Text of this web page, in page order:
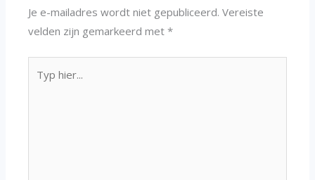
Je e-mailadres wordt niet gepubliceerd. Vereiste
velden zijn gemarkeerd met*
hier...